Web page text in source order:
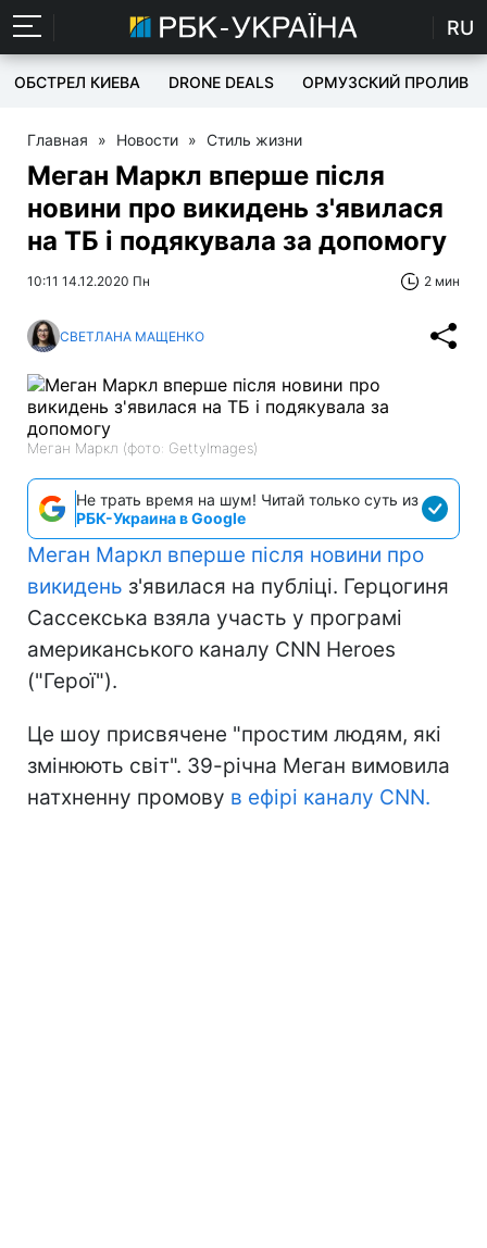
RU
ОБСТРЕЛ КИЕВА DRONE DEALS ОРМУЗСКИЙ ПРОЛИВ
Главная » Новости » Стиль жизни
Меган Маркл вперше після
новини про викидень з'явилася
на ТБ і подякувала за допомогу
10:11 14.12.2020 Пн 2 мин
СВЕТЛАНА МАЩЕНКО
Меган Маркл (фото: GettyImages)
Не трать время на шум! Читай только суть из
РБК-Украина в Google
Меган Маркл вперше після новини про
викидень з'явилася на публіці. Герцогиня
Сассекська взяла участь у програмі
американського каналу CNN Heroes
("Герої").
Це шоу присвячене "простим людям, які
змінюють світ". 39-річна Меган вимовила
натхненну промову в ефірі каналу CNN.